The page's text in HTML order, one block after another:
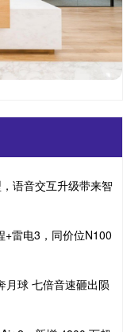
语音交互升级带来智
雷电3，同价位N100
月球 七倍音速砸出陨